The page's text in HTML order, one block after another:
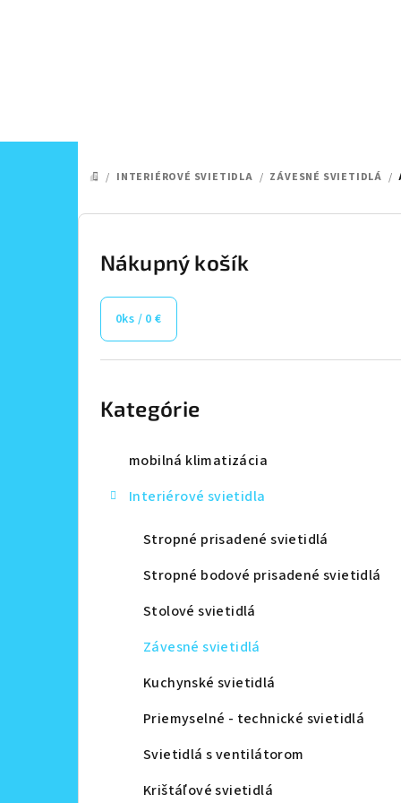
DOMOV
/ INTERIÉROVÉ SVIETIDLA / ZÁVESNÉ SVIETIDLÁ /
B
Nákupný košík
0ks / 0 €
Kategórie
mobilná klimatizácia
Interiérové svietidla
Stropné prisadené svietidlá
Stropné bodové prisadené svietidlá
Stolové svietidlá
Závesné svietidlá
Kuchynské svietidlá
Priemyselné - technické svietidlá
Svietidlá s ventilátorom
Krištáľové svietidlá